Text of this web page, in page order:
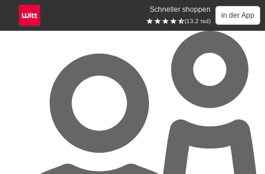
Schneller shoppen
(13.2 tsd)
in der App